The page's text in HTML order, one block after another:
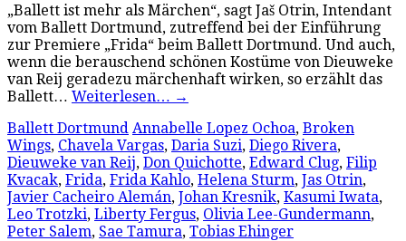
„Ballett ist mehr als Märchen“, sagt Jaš Otrin, Intendant
vom Ballett Dortmund, zutreffend bei der Einführung
zur Premiere „Frida“ beim Ballett Dortmund. Und auch,
wenn die berauschend schönen Kostüme von Dieuweke
van Reij geradezu märchenhaft wirken, so erzählt das
Ballett… Weiterlesen… →
Ballett Dortmund Annabelle Lopez Ochoa, Broken
Wings, Chavela Vargas, Daria Suzi, Diego Rivera,
Dieuweke van Reij, Don Quichotte, Edward Clug, Filip
Kvacak, Frida, Frida Kahlo, Helena Sturm, Jas Otrin,
Javier Cacheiro Alemán, Johan Kresnik, Kasumi Iwata,
Leo Trotzki, Liberty Fergus, Olivia Lee-Gundermann,
Peter Salem, Sae Tamura, Tobias Ehinger